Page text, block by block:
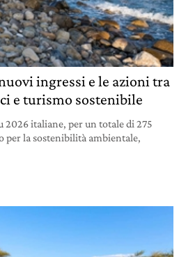
ingressi e le azioni tra
e turismo sostenibile
2026 italiane, per un totale di 275
per la sostenibilità ambientale,